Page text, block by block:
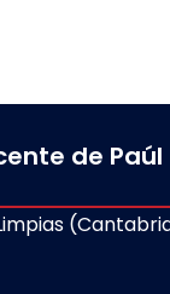
de Paúl